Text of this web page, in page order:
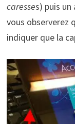
caresses) puis un
vous observerez
indiquer que la